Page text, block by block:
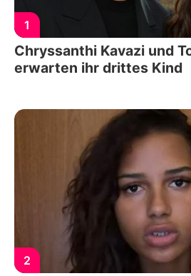
1
Chryssanthi Kavazi und
erwarten ihr drittes Kind
2